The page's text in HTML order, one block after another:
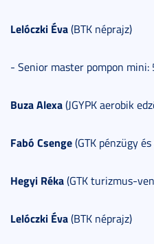
Lelóczki Éva(BTK néprajz)
- Senior master pompon
Buza Alexa(JGYPK aerobik
Fabó Csenge(GTK pénzügy
Hegyi Réka(GTK turizmus-
Lelóczki Éva(BTK néprajz)